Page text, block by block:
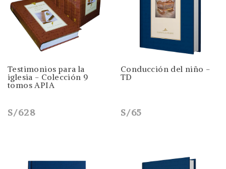
Testimonios para la
iglesia - Colección 9
tomos APIA
S/628
Conducción del niño -
TD
S/65